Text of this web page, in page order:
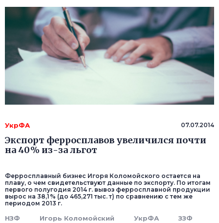
УкрФА 07.07.2014
Экспорт ферросплавов увеличился почти
на 40 % из-за льгот
Ферросплавный бизнес Игоря Коломойского остается на
плаву, о чем свидетельствуют данные по экспорту. По итогам
первого полугодия 2014 г. вывоз ферросплавной продукции
вырос на 38,1 % (до 465,271 тыс. т) по сравнению с тем же
периодом 2013 г.
НЗФ Игорь Коломойский УкрФА ЗЗФ